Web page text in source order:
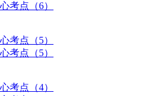
考点（6）
考点（5）
考点（5）
考点（4）